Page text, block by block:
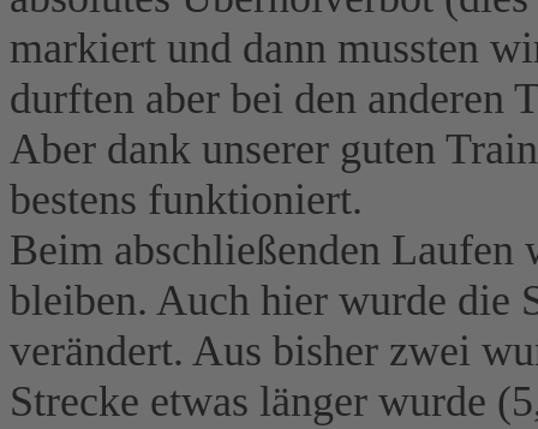
markiert und dann mussten
durften aber bei den
Aber dank unserer guten
bestens funktioniert.
Beim abschließenden Laufen
bleiben. Auch hier wurde die
verändert. Aus bisher zwei
Strecke etwas länger wurde